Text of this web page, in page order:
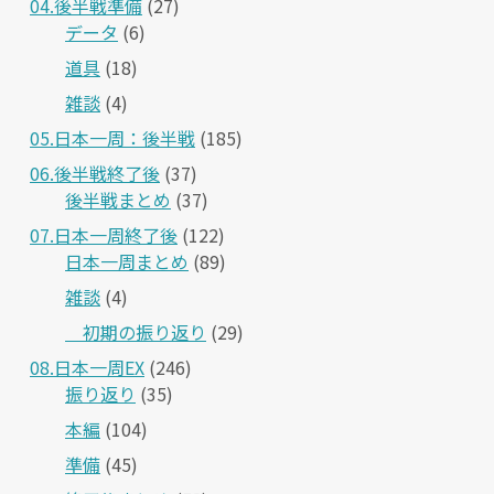
04.後半戦準備 (27)
データ (6)
道具 (18)
雑談 (4)
05.日本一周：後半戦 (185)
06.後半戦終了後 (37)
後半戦まとめ (37)
07.日本一周終了後 (122)
日本一周まとめ (89)
雑談 (4)
＿初期の振り返り (29)
08.日本一周EX (246)
振り返り (35)
本編 (104)
準備 (45)